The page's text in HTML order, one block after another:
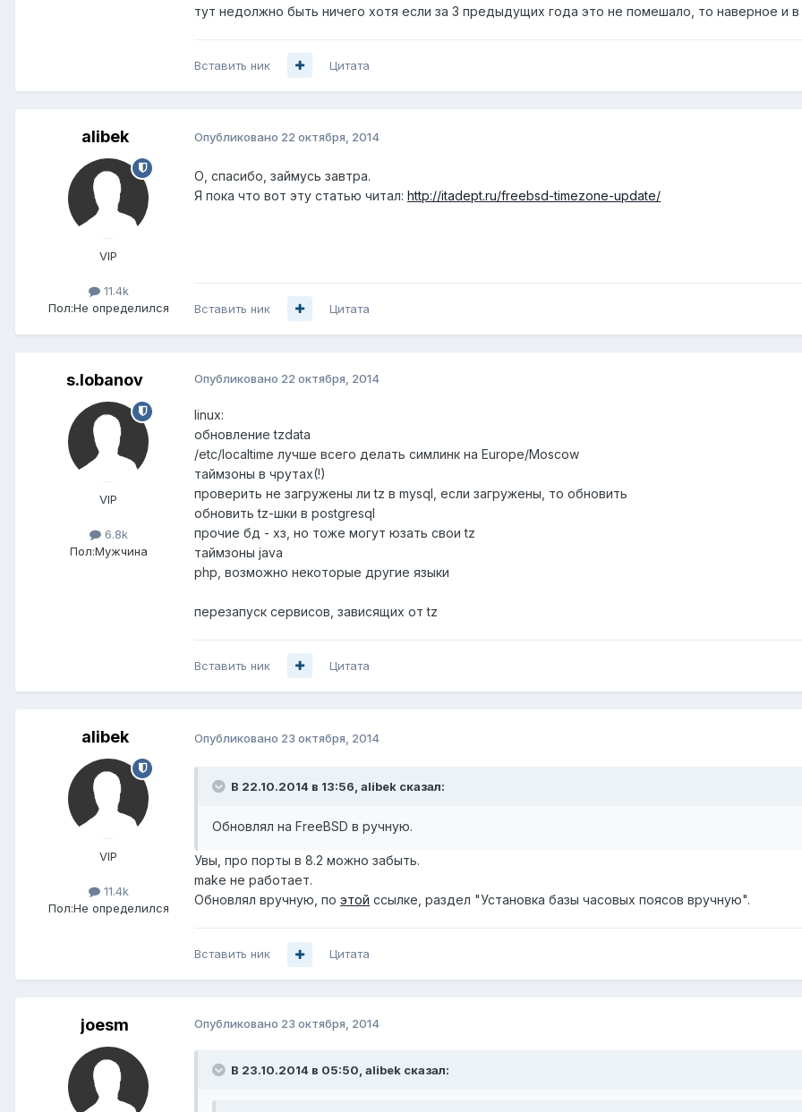
тут недолжно быть ничего хотя если за 3 предыдущих года это не помешало, то наверное и
Вставить ник Цитата
alibek
VIP
11.4k
Пол:Не определился
Опубликовано 22 октября, 2014
О, спасибо, займусь завтра.
Я пока что вот эту статью читал: http://itadept.ru/freebsd-timezone-update/
Вставить ник Цитата
s.lobanov
VIP
6.8k
Пол:Мужчина
Опубликовано 22 октября, 2014
linux:
обновление tzdata
/etc/localtime лучше всего делать симлинк на Europe/Moscow
таймзоны в чрутах(!)
проверить не загружены ли tz в mysql, если загружены, то обновить
обновить tz-шки в postgresql
прочие бд - хз, но тоже могут юзать свои tz
таймзоны java
php, возможно некоторые другие языки
перезапуск сервисов, зависящих от tz
Вставить ник Цитата
alibek
VIP
11.4k
Пол:Не определился
Опубликовано 23 октября, 2014
В 22.10.2014 в 13:56, alibek сказал:
Обновлял на FreeBSD в ручную.
Увы, про порты в 8.2 можно забыть.
make не работает.
Обновлял вручную, по этой ссылке, раздел "Установка базы часовых поясов вручную".
Вставить ник Цитата
joesm Опубликовано 23 октября, 2014
В 23.10.2014 в 05:50, alibek сказал: